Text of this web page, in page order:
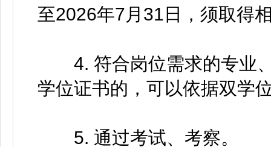
至2026年7月31日，须取得
4. 符合岗位需求的专业、
学位证书的，可以依据双学
5. 通过考试、考察。